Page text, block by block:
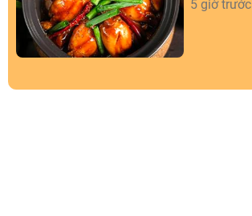
5 giờ trước